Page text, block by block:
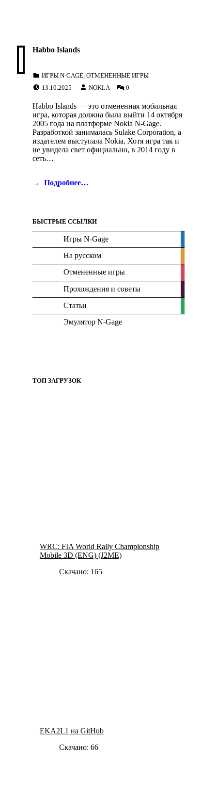
Habbo Islands
ИГРЫ N-GAGE, ОТМЕНЕННЫЕ ИГРЫ
13.10.2025
NOKLA
0
Habbo Islands — это отмененная мобильная
игра, которая должна была выйти 14 октября
2005 года на платформе Nokia N-Gage.
Разработкой занималась Sulake Corporation, а
издателем выступала Nokia. Хотя игра так и
не увидела свет официально, в 2014 году в
сеть…
Подробнее…
БЫСТРЫЕ ССЫЛКИ
Игры N-Gage
На русском
Отмененные игры
Прохождения и советы
Статьи
Эмулятор N-Gage
ТОП ЗАГРУЗОК
WRC: FIA World Rally Championship
Mobile 3D (ENG) (J2ME)
Скачано: 165
EKA2L1 на GitHub
Скачано: 66